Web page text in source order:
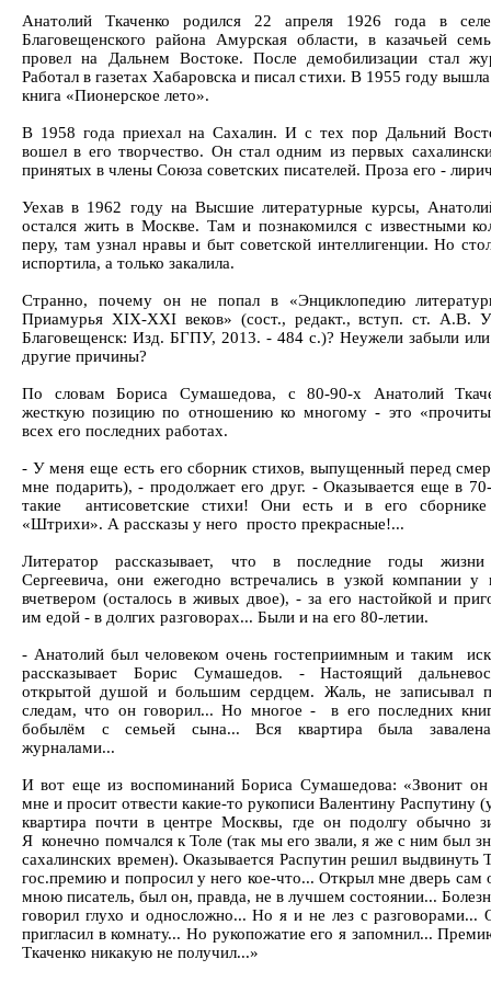
Анатолий Ткаченко родился 22 апреля 1926 года в
Благовещенского района Амурская области, в казачьей
провел на Дальнем Востоке. После демобилизации стал
Работал в газетах Хабаровска и писал стихи. В 1955 году вышла
книга «Пионерское лето».
В 1958 года приехал на Сахалин. И с тех пор Дальний
вошел в его творчество. Он стал одним из первых
принятых в члены Союза советских писателей. Проза его -
Уехав в 1962 году на Высшие литературные курсы,
остался жить в Москве. Там и познакомился с известными
перу, там узнал нравы и быт советской интеллигенции. Но
испортила, а только закалила.
Странно, почему он не попал в «Энциклопедию
Приамурья XIX-XXI веков» (сост., редакт., вступ. ст. А.В.
Благовещенск: Изд. БГПУ, 2013. - 484 с.)? Неужели забыли или
другие причины?
По словам Бориса Сумашедова, с 80-90-х Анатолий
жесткую позицию по отношению ко многому - это
всех его последних работах.
- У меня еще есть его сборник стихов, выпущенный перед
мне подарить), - продолжает его друг. - Оказывается еще в
такие антисоветские стихи! Они есть и в его
«Штрихи». А рассказы у него просто прекрасные!...
Литератор рассказывает, что в последние годы жизни
Сергеевича, они ежегодно встречались в узкой компании у
вчетвером (осталось в живых двое), - за его настойкой и
им едой - в долгих разговорах... Были и на его 80-летии.
- Анатолий был человеком очень гостеприимным и таким
рассказывает Борис Сумашедов. - Настоящий
открытой душой и большим сердцем. Жаль, не записывал
следам, что он говорил... Но многое - в его последних
бобылём с семьей сына... Вся квартира была
журналами...
И вот еще из воспоминаний Бориса Сумашедова: «Звонит он
мне и просит отвести какие-то рукописи Валентину Распутину
квартира почти в центре Москвы, где он подолгу обычно
Я конечно помчался к Толе (так мы его звали, я же с ним был
сахалинских времен). Оказывается Распутин решил выдвинуть
гос.премию и попросил у него кое-что... Открыл мне дверь
мною писатель, был он, правда, не в лучшем состоянии...
говорил глухо и односложно... Но я и не лез с разговорами...
пригласил в комнату... Но рукопожатие его я запомнил...
Ткаченко никакую не получил...»